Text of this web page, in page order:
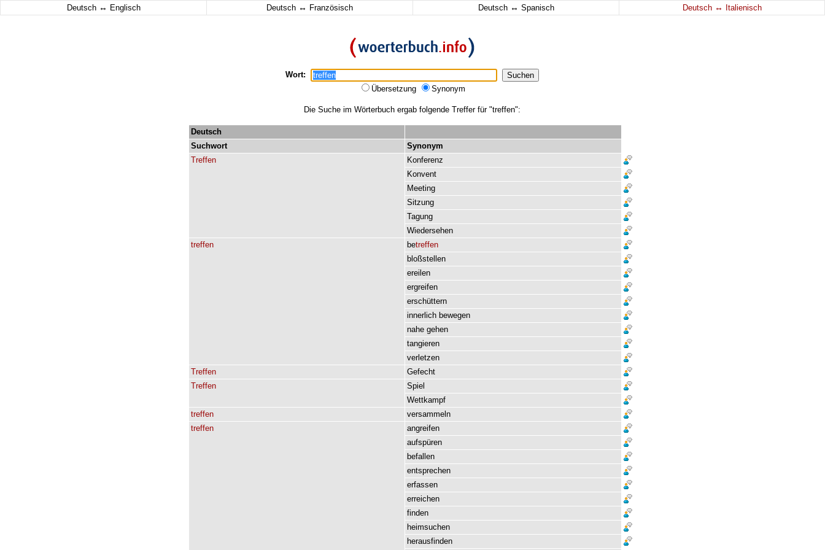
Deutsch ↔ Englisch Deutsch ↔ Französisch Deutsch ↔ Spanisch Deutsch ↔ Italienisch
Wort:
Übersetzung
Synonym
Die Suche im Wörterbuch ergab folgende Treffer für "treffen":
Deutsch
Suchwort
Synonym
Treffen
Konferenz
Konvent
Meeting
Sitzung
Tagung
Wiedersehen
treffen
betreffen
bloßstellen
ereilen
ergreifen
erschüttern
innerlich bewegen
nahe gehen
tangieren
verletzen
Treffen
Gefecht
Treffen
Spiel
Wettkampf
treffen
versammeln
treffen
angreifen
aufspüren
befallen
entsprechen
erfassen
erreichen
finden
heimsuchen
herausfinden